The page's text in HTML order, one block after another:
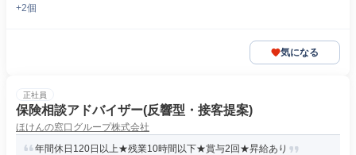
+2個
気になる
正社員
保険相談アドバイザー(反響型・接客提案)
ほけんの窓口グループ株式会社
年間休日120日以上★残業10時間以下★賞与2回★昇給あり